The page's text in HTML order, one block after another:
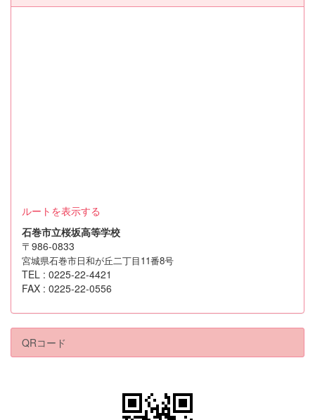
ルートを表示する
石巻市立桜坂高等学校
〒986-0833
宮城県石巻市日和が丘二丁目11番8号
TEL : 0225-22-4421
FAX : 0225-22-0556
QRコード